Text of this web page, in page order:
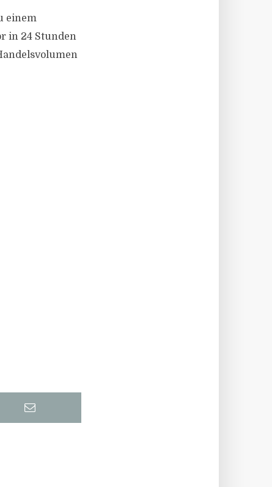
einem
in 24 Stunden